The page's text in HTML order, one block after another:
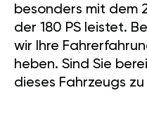
besonders mit dem
der 180 PS leistet.
wir Ihre
heben. Sind Sie
dieses Fahrzeugs